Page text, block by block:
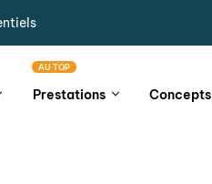
Prestations
AU TOP
Concepts